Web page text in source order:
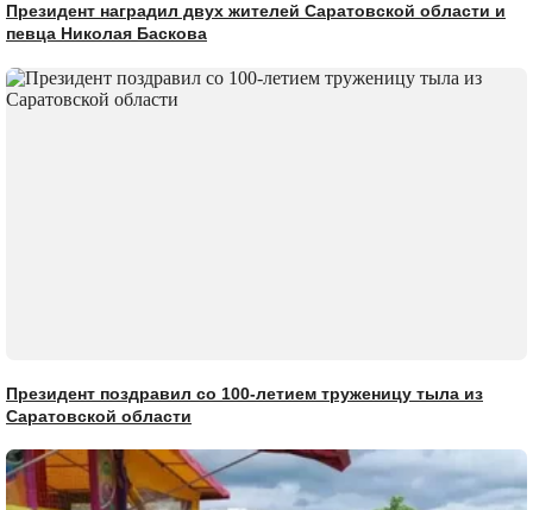
Президент наградил двух жителей Саратовской области и
певца Николая Баскова
Президент поздравил со 100-летием труженицу тыла из
Саратовской области